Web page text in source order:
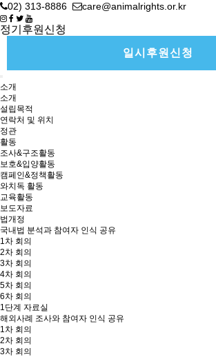
02) 313-8886 care@animalrights.or.kr
정기후원신청
일시후원신청
소개
소개
설립목적
연락처 및 위치
정관
활동
조사&구조활동
보호&입양활동
캠페인&정책활동
와치독 활동
교육활동
보도자료
법개정
국내법 분석과 참여자 인식 공유
1차 회의
2차 회의
3차 회의
4차 회의
5차 회의
6차 회의
1단계 자료실
해외사례 조사와 참여자 인식 공유
1차 회의
2차 회의
3차 회의